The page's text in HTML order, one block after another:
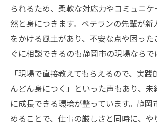
られるため、柔軟な対応力やコミュニ
然と身につきます。ベテランの先輩が新
をかける風土があり、不安な点や困っ
ぐに相談できるのも静岡市の現場ならで
「現場で直接教えてもらえるので、実
んどん身につく」といった声もあり、
に成長できる環境が整っています。静岡
めることで、仕事の厳しさと同時に、